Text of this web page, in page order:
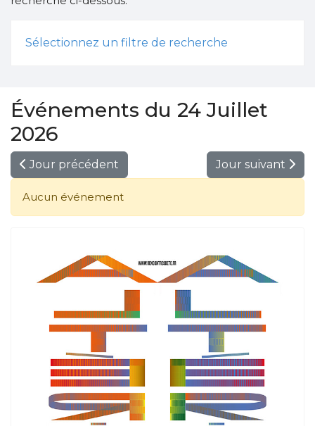
Sélectionnez un filtre de recherche
Événements du 24 Juillet
2026
Jour précédent Jour suivant
Aucun événement